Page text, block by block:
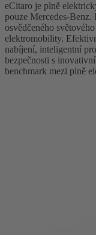
eCitaro je plně
pouze Mercedes-
osvědčeného
elektromobility.
nabíjení, inteligentní
bezpečnosti s
benchmark mezi plně